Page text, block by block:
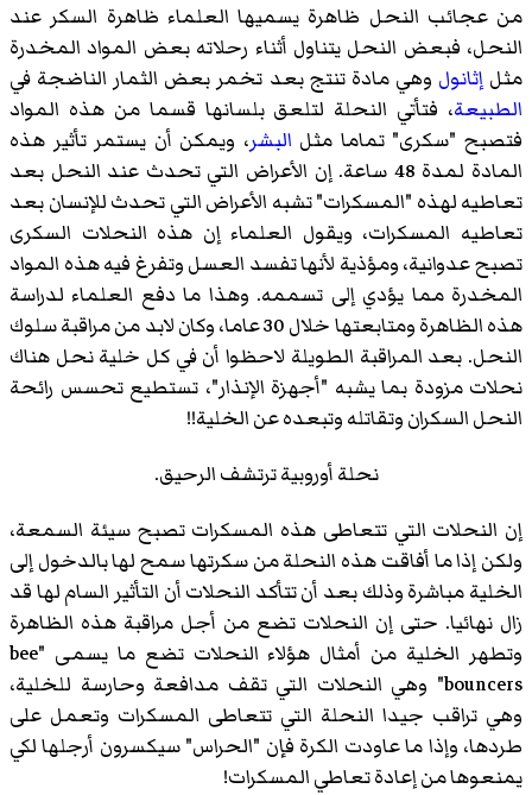
من عجائب النحل ظاهرة يسميها العلماء ظاهرة السكر عند
النحل، فبعض النحل يتناول أثناء رحلاته بعض المواد المخدرة
مثلإثانول وهي مادة تنتج بعد تخمر بعض الثمار الناضجة في
الطبيعة، فتأتي النحلة لتلعق بلسانها قسما من هذه المواد
فتصبح "سكرى" تماما مثل البشر، ويمكن أن يستمر تأثير هذه
المادة لمدة 48 ساعة. إن الأعراض التي تحدث عند النحل بعد
تعاطيه لهذه "المسكرات" تشبه الأعراض التي تحدث للإنسان بعد
تعاطيه المسكرات، ويقول العلماء إن هذه النحلات السكرى
تصبح عدوانية، ومؤذية لأنها تفسد العسل وتفرغ فيه هذه المواد
المخدرة مما يؤدي إلى تسممه. وهذا ما دفع العلماء لدراسة
هذه الظاهرة ومتابعتها خلال 30 عاما، وكان لابد من مراقبة سلوك
النحل. بعد المراقبة الطويلة لاحظوا أن في كل خلية نحل هناك
نحلات مزودة بما يشبه "أجهزة الإنذار"، تستطيع تحسس رائحة
النحل السكران وتقاتله وتبعده عن الخلية!!
نحلة أوروبية ترتشف الرحيق.
إن النحلات التي تتعاطى هذه المسكرات تصبح سيئة السمعة،
ولكن إذا ما أفاقت هذه النحلة من سكرتها سمح لها بالدخول إلى
الخلية مباشرة وذلك بعد أن تتأكد النحلات أن التأثير السام لها قد
زال نهائيا. حتى إن النحلات تضع من أجل مراقبة هذه الظاهرة
وتطهر الخلية من أمثال هؤلاء النحلات تضع ما يسمى "bee
bouncers" وهي النحلات التي تقف مدافعة وحارسة للخلية،
وهي تراقب جيدا النحلة التي تتعاطى المسكرات وتعمل على
طردها، وإذا ما عاودت الكرة فإن "الحراس" سيكسرون أرجلها لكي
يمنعوها من إعادة تعاطي المسكرات!